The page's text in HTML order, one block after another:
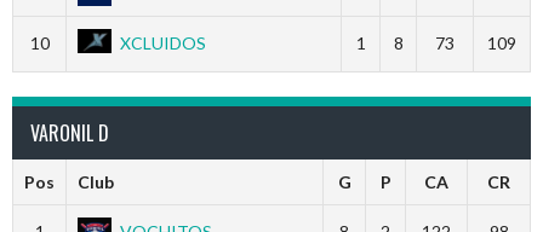
10 XCLUIDOS 1 8 73 109
VARONIL D
Pos Club G P CA CR